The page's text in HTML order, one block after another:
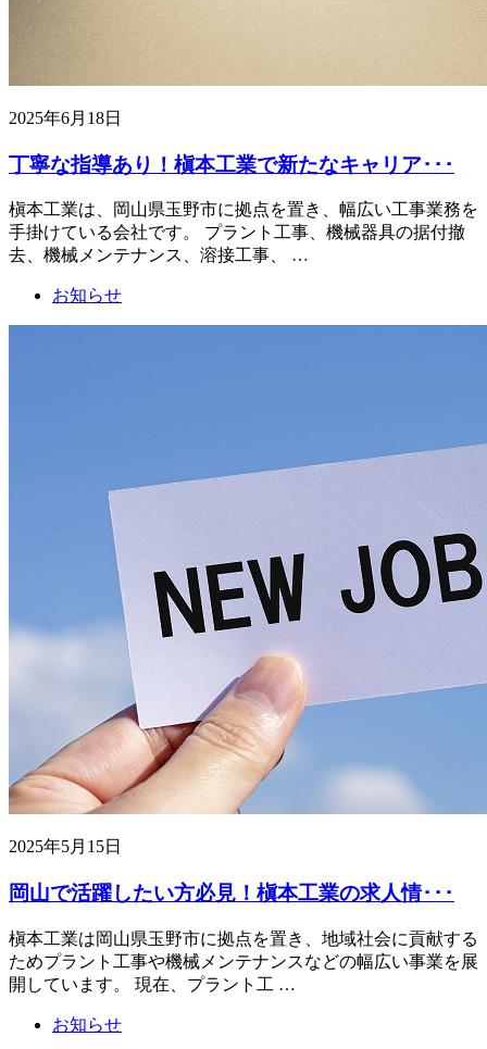
2025年6月18日
丁寧な指導あり！槇本工業で新たなキャリア･･･
槇本工業は、岡山県玉野市に拠点を置き、幅広い工事業務を
手掛けている会社です。 プラント工事、機械器具の据付撤
去、機械メンテナンス、溶接工事、 …
お知らせ
2025年5月15日
岡山で活躍したい方必見！槇本工業の求人情･･･
槇本工業は岡山県玉野市に拠点を置き、地域社会に貢献する
ためプラント工事や機械メンテナンスなどの幅広い事業を展
開しています。 現在、プラント工 …
お知らせ